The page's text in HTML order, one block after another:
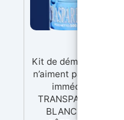
Kit de démarrage
n’aiment pas
immédiatement
TRANSPARENTE -
BLANCHE 1000